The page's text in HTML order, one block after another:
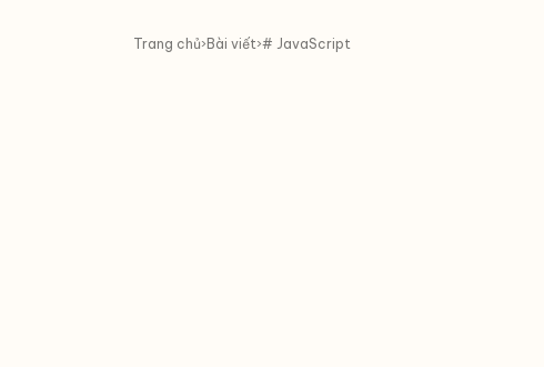
Trang chủ› Bài viết›# JavaScript